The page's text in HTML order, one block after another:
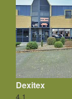
Dexitex
4.1